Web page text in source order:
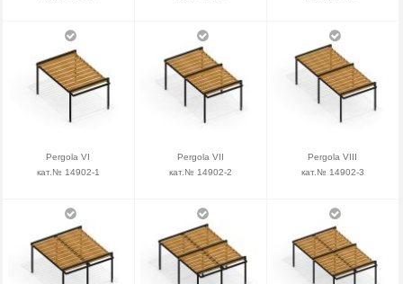
Pergola VI
кат.№ 14902-1
Pergola VII
кат.№ 14902-2
Pergola VIII
кат.№ 14902-3